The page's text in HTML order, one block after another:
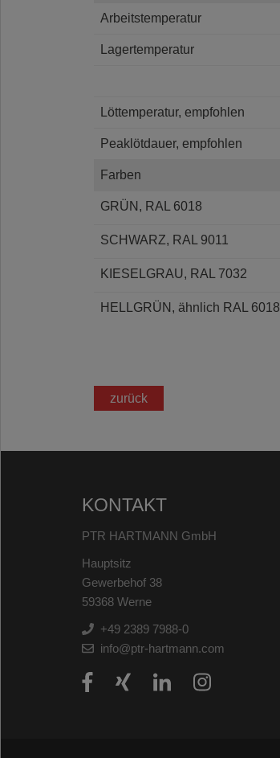
Arbeitstemperatur
Lagertemperatur
Löttemperatur, empfohlen
Peaklötdauer, empfohlen
Farben
GRÜN, RAL 6018
SCHWARZ, RAL 9011
KIESELGRAU, RAL 7032
HELLGRÜN, ähnlich RAL 6018
zurück
KONTAKT
PTR HARTMANN GmbH
Hauptsitz
Gewerbehof 38
59368 Werne
+49 2389 7988-0
info@ptr-hartmann.com